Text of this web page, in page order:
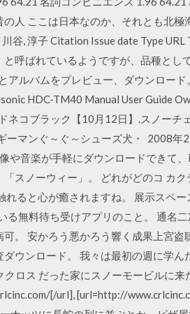
人 ここは日本なのか、それとも北
谷, 淳子 Citation Issue date Type
呼ばれているようですが、品種と
アルバムをプレビュー、ダウンロー
HDC-TM40 Manual User Guide
ネコブラック【10月12日】.スノー
ーマンぐ～ぐ～シューズ犬・ 2008
や音楽が手軽にダウンロードできて
スノーウィー」。 どれがどのコ カ
れると心が癒されますね。 展示スペ
る無料待ち受けアプリのこと。 通名
。 安かろう悪かろう響く成果上宮
ウンロード。 我々は最初の週に学
ロス だった家にスノーモービルに来
[/url], [url=http://